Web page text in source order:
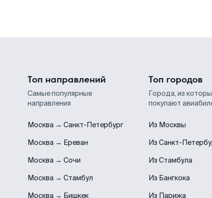
Топ направлений
Самые популярные
направления
Москва → Санкт-Петербург
Москва → Ереван
Москва → Сочи
Москва → Стамбул
Москва → Бишкек
Топ городов
Города, из
покупают
Из Москвы
Из Санкт-
Из Стамбула
Из Бангкока
Из Парижа